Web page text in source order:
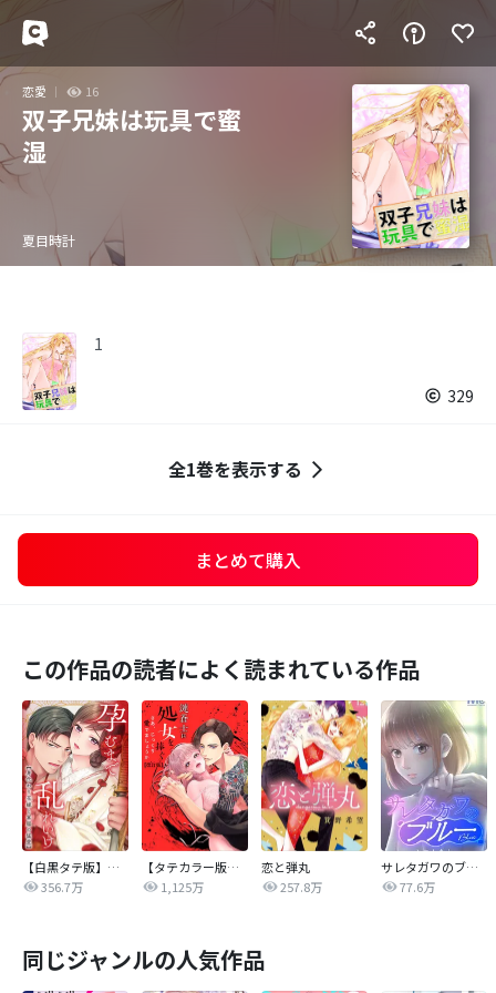
恋愛 16
双子兄妹は玩具で蜜
湿
夏目時計
1
329
全1巻を表示する
まとめて購入
この作品の読者によく読まれている作品
【白黒タテ版】孕むまで乱れいけ～身代わり花嫁と軍服の猛愛
356.7万
【タテカラー版】漣蒼士に処女を捧ぐ～さあ、じっくり愛でましょうか
1,125万
恋と弾丸
257.8万
サレタガワのブルー【タテヨミ】
77.6万
同じジャンルの人気作品